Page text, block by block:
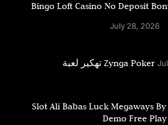
Bingo Loft Casino No Deposit
July 28, 2026
تهكير لعبة Zynga Poker
Slot Ali Babas Luck Megaways
Demo Free Play